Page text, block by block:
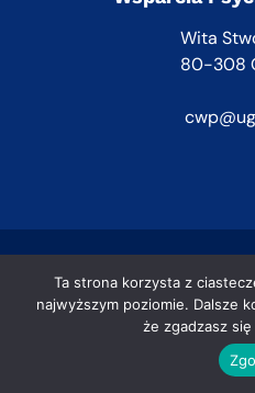
Wita
80-308
Ta strona korzysta z
najwyższym poziomie. Dalsze
że zgadzasz